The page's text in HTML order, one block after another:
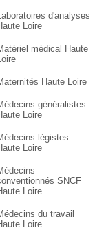
d'analyses
Loire
médical Haute
Haute Loire
généralistes
Loire
légistes
Loire
SNCF
Loire
du travail
Loire